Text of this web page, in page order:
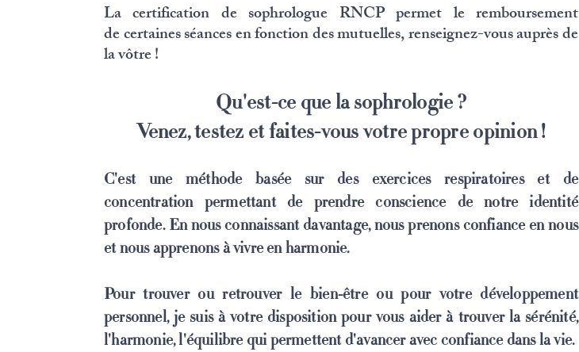
La certification de sophrologue RNCP permet le remboursement
decertaines séances en fonction des mutuelles, renseignez-vous auprès de
la vôtre !
Qu'est-ce que la sophrologie ?
Venez, testez et faites-vous votre propre opinion !
C'est une méthode basée sur des exercices respiratoires et de
concentration permettant de prendre conscience de notre identité
profonde. En nous connaissant davantage, nous prenons confiance en nous
et nous apprenons à vivre en harmonie.
Pour trouver ou retrouver le bien-être ou pour votre développement
personnel, je suis à votre disposition pour vous aider à trouver la sérénité,
l'harmonie, l'équilibre qui permettent d'avancer avec confiance dans la vie.